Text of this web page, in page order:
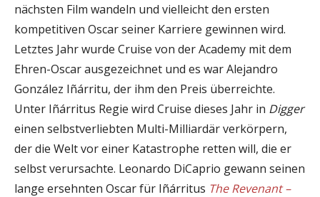
nächsten Film wandeln und vielleicht den ersten
kompetitiven Oscar seiner Karriere gewinnen wird.
Letztes Jahr wurde Cruise von der Academy mit dem
Ehren-Oscar ausgezeichnet und es war Alejandro
González Iñárritu, der ihm den Preis überreichte.
Unter Iñárritus Regie wird Cruise dieses Jahr in Digger
einen selbstverliebten Multi-Milliardär verkörpern,
der die Welt vor einer Katastrophe retten will, die er
selbst verursachte. Leonardo DiCaprio gewann seinen
lange ersehnten Oscar für Iñárritus The Revenant –